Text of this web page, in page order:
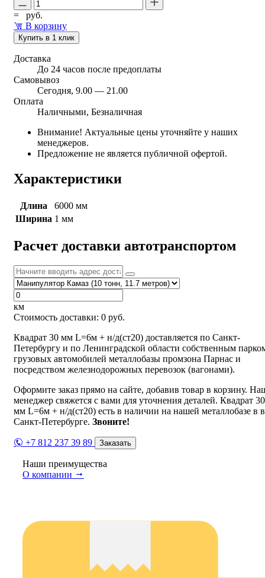
=
руб.
В корзину
Купить в 1 клик
Доставка
До 24 часов после предоплаты
Самовывоз
Сегодня, 9.00 — 21.00
Оплата
Наличными, Безналичная
Внимание! Актуальные цены уточняйте у наших
менеджеров.
Предложение не является публичной офертой.
Характеристики
Длина
6000 мм
Ширина 1 мм
Расчет доставки автотранспортом
км
Стоимость доставки: 0 руб.
Квадрат 30 мм L=6м + н/д(ст20) доставляется по Санкт-
Петербургу и по Ленинградской области собственным
грузовых автомобилей металлобазы промзона Парнас и
посредством железнодорожных перевозок (вагонами).
Оформите заказ прямо на сайте, добавив товар в корзину.
менеджер свяжется с вами для уточнения деталей. Квадрат 30
мм L=6м + н/д(ст20) есть в наличии на нашей металлобазе в в
Санкт-Петербурге. Звоните!
+7 812 237 39 89 Заказать
Наши преимущества
О компании